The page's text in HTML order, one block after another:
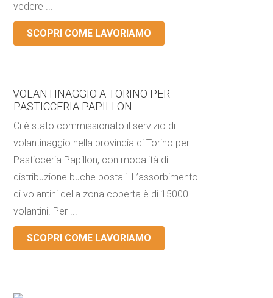
vedere ...
SCOPRI COME LAVORIAMO
VOLANTINAGGIO A TORINO PER
PASTICCERIA PAPILLON
Ci è stato commissionato il servizio di
volantinaggio nella provincia di Torino per
Pasticceria Papillon, con modalità di
distribuzione buche postali. L’assorbimento
di volantini della zona coperta è di 15000
volantini. Per ...
SCOPRI COME LAVORIAMO